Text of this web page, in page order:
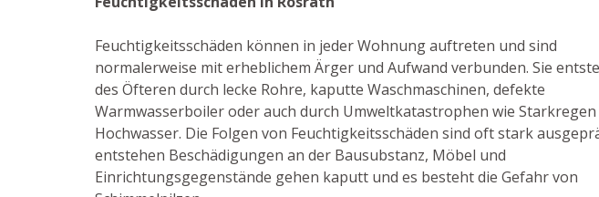
Feuchtigkeitsschäden können in jeder Wohnung auftreten und sind
normalerweise mit erheblichem Ärger und Aufwand verbunden. Sie
des Öfteren durch lecke Rohre, kaputte Waschmaschinen, defekte
Warmwasserboiler oder auch durch Umweltkatastrophen wie
Hochwasser. Die Folgen von Feuchtigkeitsschäden sind oft stark
entstehen Beschädigungen an der Bausubstanz, Möbel und
Einrichtungsgegenstände gehen kaputt und es besteht die Gefahr von